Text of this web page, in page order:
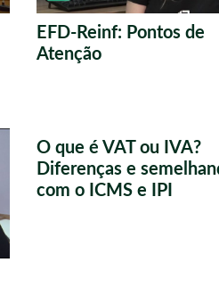
EFD-Reinf: Pontos de
Atenção
O que é VAT ou IVA?
Diferenças e
com o ICMS e IPI